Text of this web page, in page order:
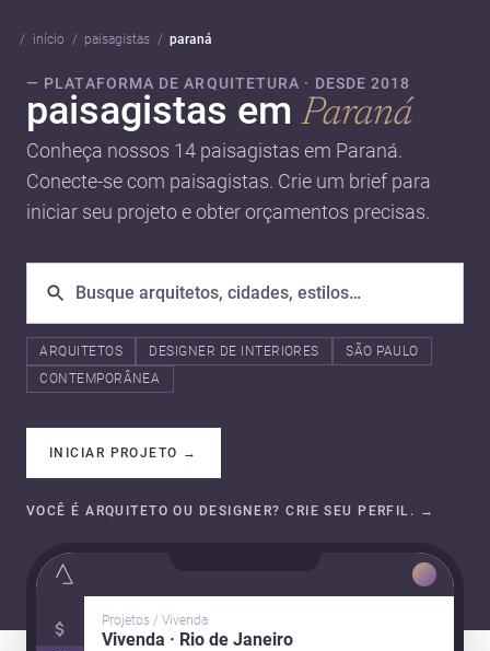
início paisagistas paraná
— PLATAFORMA DE ARQUITETURA · DESDE 2018
paisagistas emParaná
Conheça nossos 14 paisagistas em Paraná.
Conecte-se com paisagistas. Crie um brief para
iniciar seu projeto e obter orçamentos precisas.
ARQUITETOS DESIGNER DE INTERIORES
SÃO PAULO
CONTEMPORÂNEA
INICIAR PROJETO →
VOCÊ É ARQUITETO OU DESIGNER? CRIE SEU PERFIL. →
Projetos / Vivenda
Vivenda · Rio de Janeiro